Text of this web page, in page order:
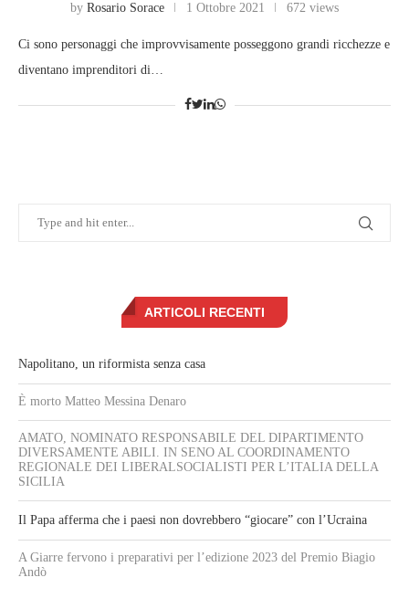
by Rosario Sorace 1 Ottobre 2021 672 views
Ci sono personaggi che improvvisamente posseggono grandi ricchezze e
diventano imprenditori di…
ARTICOLI RECENTI
Napolitano, un riformista senza casa
È morto Matteo Messina Denaro
AMATO, NOMINATO RESPONSABILE DEL DIPARTIMENTO
DIVERSAMENTE ABILI. IN SENO AL COORDINAMENTO
REGIONALE DEI LIBERALSOCIALISTI PER L’ITALIA DELLA
SICILIA
Il Papa afferma che i paesi non dovrebbero “giocare” con l’Ucraina
A Giarre fervono i preparativi per l’edizione 2023 del Premio Biagio
Andò